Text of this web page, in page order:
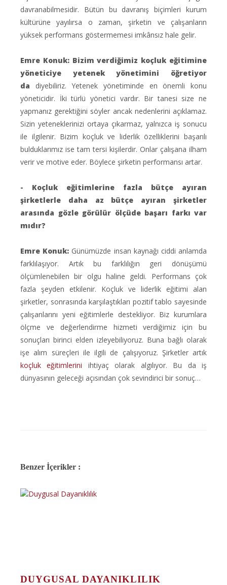
davranabilmesidir. Bütün bu davranış biçimleri kurum
kültürüne yayılırsa o zaman, şirketin ve çalışanların
yüksek performans göstermemesi imkânsız hale gelir.
Emre Konuk: Bizim verdiğimiz koçluk eğitimine
yöneticiye yetenek yönetimini öğretiyor
da diyebiliriz. Yetenek yönetiminde en önemli konu
yöneticidir. İki türlü yönetici vardır. Bir tanesi size ne
yapmanız gerektiğini söyler ancak nedenlerini açıklamaz.
Sizin yeteneklerinizi ortaya çıkarmaz, yalnızca iş sonucu
ile ilgilenir. Bizim koçluk ve liderlik özelliklerini başarılı
bulduklarımız ise tam tersi kişilerdir. Onlar çalışana ilham
verir ve motive eder. Böylece şirketin performansı artar.
- Koçluk eğitimlerine fazla bütçe ayıran
şirketlerle daha az bütçe ayıran şirketler
arasında gözle görülür ölçüde başarı farkı var
mıdır?
Emre Konuk: Günümüzde insan kaynağı ciddi anlamda
farklılaşıyor. Artık bu farklılığın geri dönüşümü
ölçümlenebilen bir olgu haline geldi. Performans çok
fazla şeyden etkilenir. Koçluk ve liderlik eğitimi alan
şirketler, sonrasında karşılaştıkları pozitif tablo sayesinde
çalışanlarını yeni eğitimlerle destekliyor. Biz kurumlara
ölçme ve değerlendirme hizmeti verdiğimiz için bu
sonuçları birinci elden izleyebiliyoruz. Buna bağlı olarak
işe alım süreçleri ile ilgili de çalışıyoruz. Şirketler artık
koçluk eğitimlerini ihtiyaç olarak algılıyor. Bu da iş
dünyasının geleceği açısından çok sevindirici bir sonuç…
Benzer İçerikler :
DUYGUSAL DAYANIKLILIK